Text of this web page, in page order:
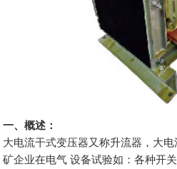
一、概述：
大电流干式变压器又称升流器，大
矿企业在电气 设备试验如：各种开